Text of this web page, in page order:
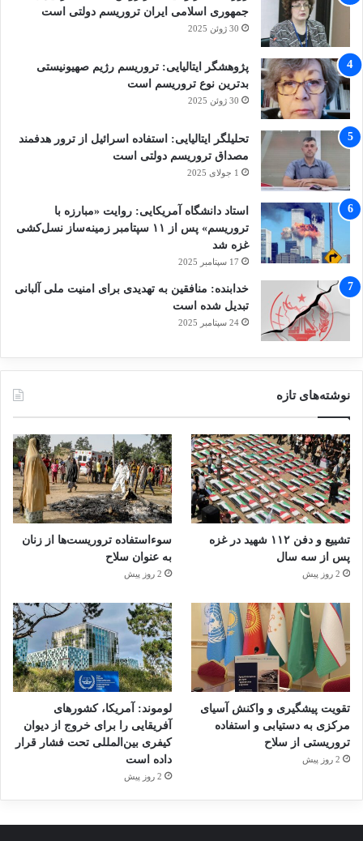
جمهوری اسلامی ایران تروریسم دولتی است
30 ژوئن 2025
پژوهشگر ایتالیایی: تروریسم رژیم صهیونیستی
بدترین نوع تروریسم است
30 ژوئن 2025
تحلیلگر ایتالیایی: استفاده اسرائیل از ترور هدفمند
مصداق تروریسم دولتی است
1 جولای 2025
استاد دانشگاه آمریکایی: روایت «مبارزه با
تروریسم» پس از ۱۱ سپتامبر زمینه‌ساز نسل‌کشی
غزه شد
17 سپتامبر 2025
خدابنده: منافقین به تهدیدی برای امنیت ملی آلبانی
تبدیل شده است
24 سپتامبر 2025
نوشته‌های تازه
تشییع و دفن ۱۱۲ شهید در غزه
پس از سه سال
2 روز پیش
سوءاستفاده تروریست‌ها از زنان
به عنوان سلاح
2 روز پیش
تقویت پیشگیری و واکنش آسیای
مرکزی به دستیابی و استفاده
تروریستی از سلاح
2 روز پیش
لوموند: آمریکا، کشورهای
آفریقایی را برای خروج از دیوان
کیفری بین‌المللی تحت فشار قرار
داده است
2 روز پیش